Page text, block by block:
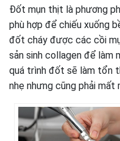
Đốt mụn thịt là phương
phù hợp để chiếu xuống
đốt cháy được các cồi
sản sinh collagen để làm
quá trình đốt sẽ làm tổn
nhẹ nhưng cũng phải